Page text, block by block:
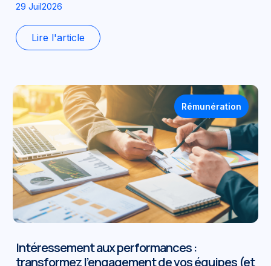
29 Juil2026
Lire l'article
Intéressement aux performances :
transformez l’engagement de vos équipes (et
Rémunération